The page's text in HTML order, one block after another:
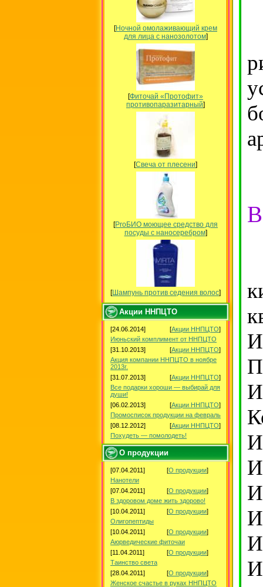
[Ночной омолаживающий крем
для лица с нанозолотом]
[Фиточай «Протофит»
противопаразитарный]
[Свеча от плесени]
[ProБИО моющее средство для
посуды c наносеребром]
[Шампунь против седения волос]
Акции ННПЦТО
[24.06.2014] [Акции ННПЦТО]
Июньский комплимент от ННПЦТО
[31.10.2013]
[Акции ННПЦТО]
Акция компании ННПЦТО в ноябре
2013г.
[31.07.2013]
[Акции ННПЦТО]
Все подарки хороши — выбирай для
души!
[06.02.2013]
[Акции ННПЦТО]
Промосписок продукции на февраль
[08.12.2012]
[Акции ННПЦТО]
Похудеть — помолодеть!
О продукции
[07.04.2011] [О продукции]
Нанотели
[07.04.2011]
[О продукции]
В здоровом доме жить здорово!
[10.04.2011]
[О продукции]
Олигопептиды
[10.04.2011]
[О продукции]
Аюрведические фиточаи
[11.04.2011]
[О продукции]
Таинство света
[28.04.2011]
[О продукции]
Женское счастье в руках ННПЦТО